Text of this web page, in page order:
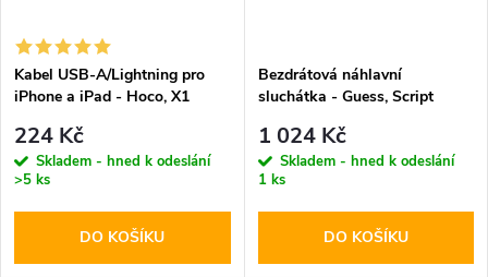
Kabel USB-A/Lightning pro
iPhone a iPad - Hoco, X1
224 Kč
Skladem - hned k odeslání
>5 ks
DO KOŠÍKU
Bezdrátová náhlavní
sluchátka - Guess, Script
1 024 Kč
Skladem - hned k odeslání
1 ks
DO KOŠÍKU